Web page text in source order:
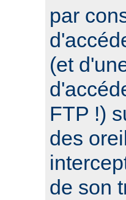
par
(et
FTP !)
des
de son